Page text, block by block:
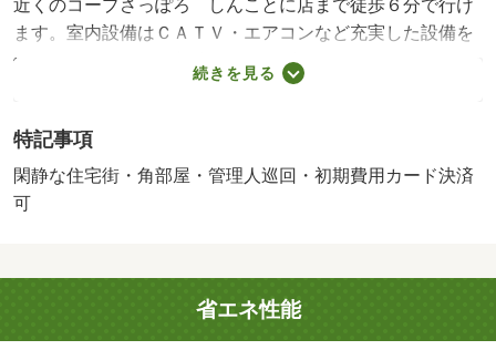
近くのコープさっぽろ しんことに店まで徒歩６分で行け
ます。室内設備はＣＡＴＶ・エアコンなど充実した設備を
備え付けています。収納はシューズボックス・クロゼット
などが備え付けられているので、衣類や日用品の収納に重
デュース ＦＣ北章ハウザー麻生店がサポート致します。
まずは０１１－７４６－４１２３までご連絡下さい。歩い
て徒歩６分の場所にコープさっぽろ しんことに店がある
幌市北区で新生活を始めるなら、ハウスプロデュース Ｆ
Ｃ北章ハウザー麻生店にお任せ下さい。お客様が満足して
いただけるよう、しっかりとサポート致します。０１１－
続きを見る
特記事項
閑静な住宅街・角部屋・管理人巡回・初期費用カード決済
可
省エネ性能